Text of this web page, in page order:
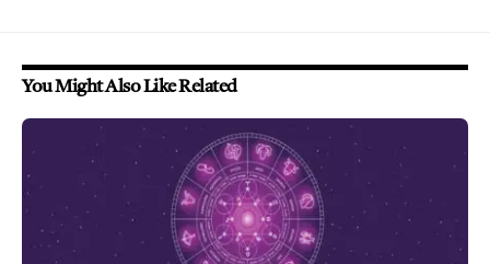
You Might Also Like Related